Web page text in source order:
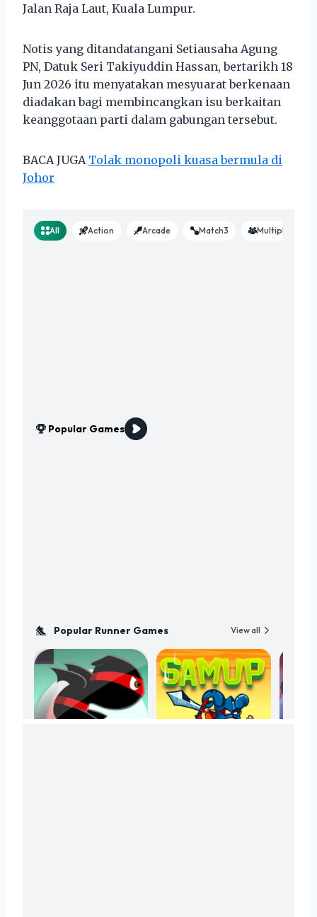
Jalan Raja Laut, Kuala Lumpur.
Notis yang ditandatangani Setiausaha Agung
PN, Datuk Seri Takiyuddin Hassan, bertarikh 18
Jun 2026 itu menyatakan mesyuarat berkenaan
diadakan bagi membincangkan isu berkaitan
keanggotaan parti dalam gabungan tersebut.
BACA JUGA Tolak monopoli kuasa bermula di
Johor